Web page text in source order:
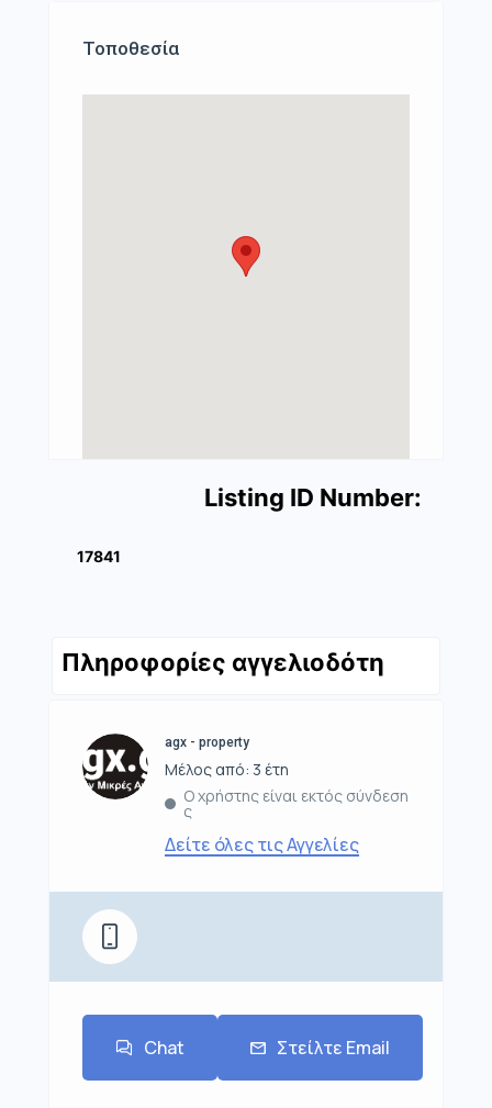
Τοποθεσία
Listing ID Number:
17841
Πληροφορίες αγγελιοδότη
agx - property
Μέλος από: 3 έτη
Ο χρήστης είναι εκτός σύνδεση
ς
Δείτε όλες τις Αγγελίες
Chat Στείλτε Email